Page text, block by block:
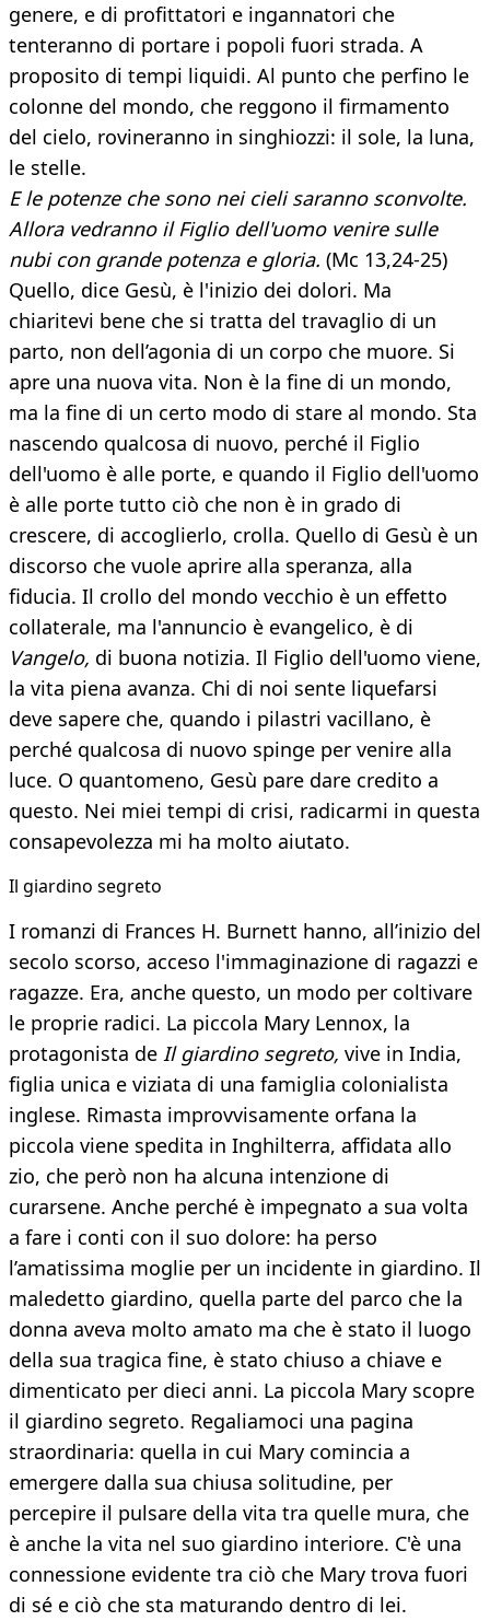
genere, e di profittatori e ingannatori che
tenteranno di portare i popoli fuori strada. A
proposito di tempi liquidi. Al punto che perfino le
colonne del mondo, che reggono il firmamento
del cielo, rovineranno in singhiozzi: il sole, la luna,
le stelle.
E le potenze che sono nei cieli saranno sconvolte.
Allora vedranno il Figlio dell'uomo venire sulle
nubi con grande potenza e gloria. (Mc 13,24-25)
Quello, dice Gesù, è l'inizio dei dolori. Ma
chiaritevi bene che si tratta del travaglio di un
parto, non dell’agonia di un corpo che muore. Si
apre una nuova vita. Non è la fine di un mondo,
ma la fine di un certo modo di stare al mondo. Sta
nascendo qualcosa di nuovo, perché il Figlio
dell'uomo è alle porte, e quando il Figlio dell'uomo
è alle porte tutto ciò che non è in grado di
crescere, di accoglierlo, crolla. Quello di Gesù è un
discorso che vuole aprire alla speranza, alla
fiducia. Il crollo del mondo vecchio è un effetto
collaterale, ma l'annuncio è evangelico, è di
Vangelo, di buona notizia. Il Figlio dell'uomo viene,
la vita piena avanza. Chi di noi sente liquefarsi
deve sapere che, quando i pilastri vacillano, è
perché qualcosa di nuovo spinge per venire alla
luce. O quantomeno, Gesù pare dare credito a
questo. Nei miei tempi di crisi, radicarmi in questa
consapevolezza mi ha molto aiutato.
Il giardino segreto
I romanzi di Frances H. Burnett hanno, all’inizio del
secolo scorso, acceso l'immaginazione di ragazzi e
ragazze. Era, anche questo, un modo per coltivare
le proprie radici. La piccola Mary Lennox, la
protagonista de Il giardino segreto, vive in India,
figlia unica e viziata di una famiglia colonialista
inglese. Rimasta improvvisamente orfana la
piccola viene spedita in Inghilterra, affidata allo
zio, che però non ha alcuna intenzione di
curarsene. Anche perché è impegnato a sua volta
a fare i conti con il suo dolore: ha perso
l’amatissima moglie per un incidente in giardino. Il
maledetto giardino, quella parte del parco che la
donna aveva molto amato ma che è stato il luogo
della sua tragica fine, è stato chiuso a chiave e
dimenticato per dieci anni. La piccola Mary scopre
il giardino segreto. Regaliamoci una pagina
straordinaria: quella in cui Mary comincia a
emergere dalla sua chiusa solitudine, per
percepire il pulsare della vita tra quelle mura, che
è anche la vita nel suo giardino interiore. C'è una
connessione evidente tra ciò che Mary trova fuori
di sé e ciò che sta maturando dentro di lei.